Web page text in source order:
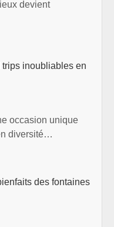
devient
trips inoubliables en
occasion unique
diversité…
des fontaines